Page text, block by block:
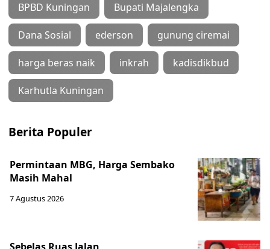
BPBD Kuningan Bupati Majalengka
Dana Sosial ederson gunung ciremai
harga beras naik inkrah kadisdikbud
Karhutla Kuningan
Berita Populer
Permintaan MBG, Harga Sembako
Masih Mahal
7 Agustus 2026